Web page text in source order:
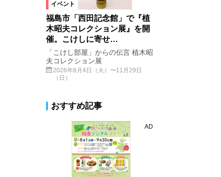
イベント
福島市「西田記念館」で『植
木昭夫コレクション展』を開
催。こけしに寄せ…
「こけし部屋」からの伝言 植木昭
夫コレクション展
2026年8月4日（火）〜11月29日
（日）
おすすめ記事
AD